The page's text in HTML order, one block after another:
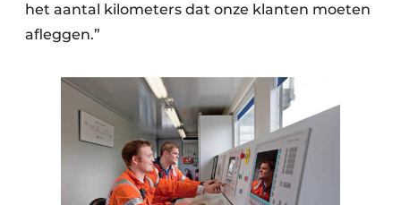
het aantal kilometers dat onze klanten moeten
afleggen.”